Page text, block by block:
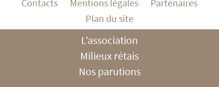
Contacts Mentions légales
Partenaires
Plan du site
L’association
Milieux rétais
Nos parutions